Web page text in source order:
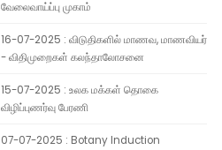
வேலைவாய்ப்பு முகாம்
16-07-2025 : விடுதிகளில் மாணவ, மாணவியர்
- விதிமுறைகள் கலந்தாலோசனை
15-07-2025 : உலக மக்கள் தொகை
விழிப்புணர்வு பேரணி
07-07-2025 : Botany Induction